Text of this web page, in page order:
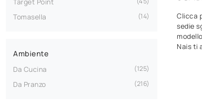
Tomasella 14
Ambiente
Da Cucina 125
Da Pranzo 216
Clicca
sedie
Nais ti